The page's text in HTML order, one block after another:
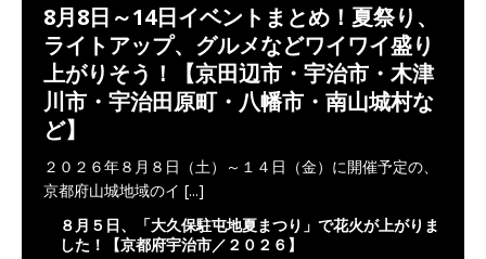
8月8日～14日イベントまとめ！夏祭り、
ライトアップ、グルメなどワイワイ盛り
上がりそう！【京田辺市・宇治市・木津
川市・宇治田原町・八幡市・南山城村な
ど】
２０２６年８月８日（土）～１４日（金）に開催予定の、
京都府山城地域のイ [...]
８月５日、「大久保駐屯地夏まつり」で花火が上がりま
した！【京都府宇治市／２０２６】